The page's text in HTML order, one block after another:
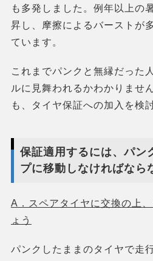
も多発しました。例年以上の
昇し、摩擦によるバーストが
ています。
これまでパンクと無縁だった
ルに見舞われるかわかりませ
も、タイヤ保証への加入を検
保証適用するには、パン
プに移動しなければなら
A．スペアタイヤに交換の上
ょう
パンクしたままのタイヤで走